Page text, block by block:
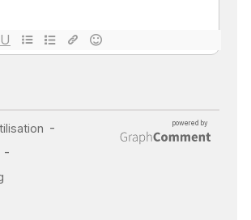
18 juil 2022
INSUFFISANCE
CARDIAQUE : LES